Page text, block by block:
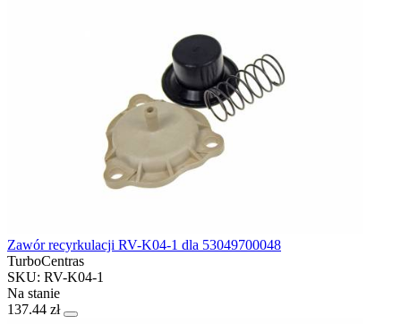
Zawór recyrkulacji RV-K04-1 dla 53049700048
TurboCentras
SKU: RV-K04-1
Na stanie
137.44 zł